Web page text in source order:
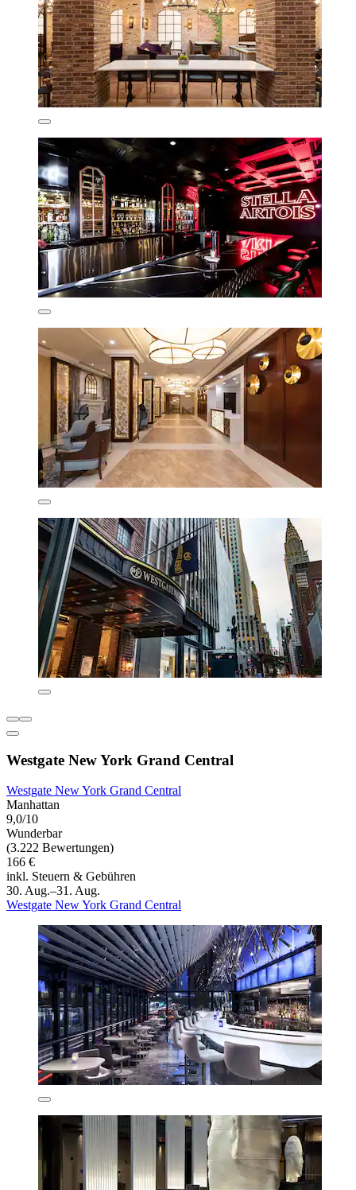
Westgate New York Grand Central
Westgate New York Grand Central
Manhattan
9,0/10
Wunderbar
(3.222 Bewertungen)
166 €
inkl. Steuern & Gebühren
30. Aug.–31. Aug.
Westgate New York Grand Central